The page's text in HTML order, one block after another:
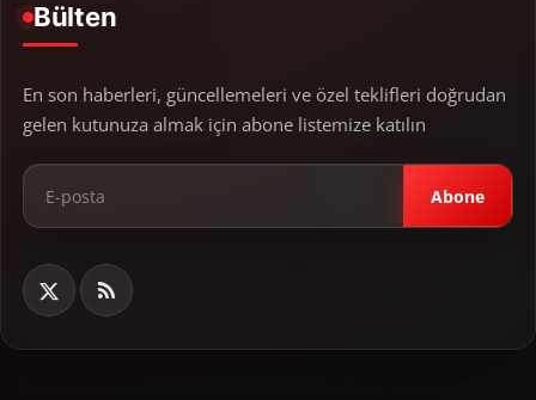
Bülten
En son haberleri, güncellemeleri ve özel teklifleri doğrudan
gelen kutunuza almak için abone listemize katılın
Abone